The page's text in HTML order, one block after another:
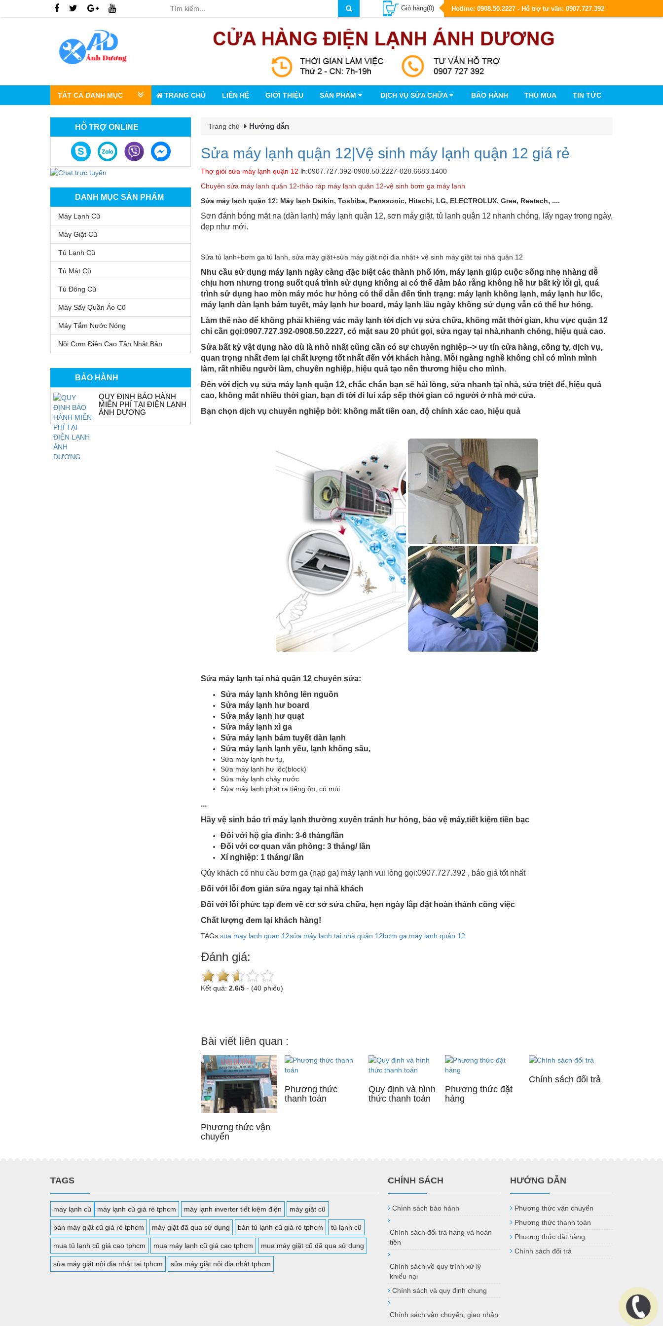
Giỏ hàng(0) Hotline: 0908.50.2227 - Hỗ trợ tư vấn: 0907.727.392
TẤT CẢ DANH MỤC TRANG CHỦ LIÊN HỆ GIỚI THIỆU SẢN PHẨM DỊCH VỤ SỬA CHỮA BẢO HÀNH THU MUA TIN TỨC
HỖ TRỢ ONLINE
DANH MỤC SẢN PHẨM
Máy Lạnh Cũ
Máy Giặt Cũ
Tủ Lạnh Cũ
Tủ Mát Cũ
Tủ Đông Cũ
Máy Sấy Quần Áo Cũ
Máy Tắm Nước Nóng
Nồi Cơm Điện Cao Tần Nhật Bản
BẢO HÀNH
QUY ĐỊNH BẢO HÀNH
MIỄN PHÍ TẠI ĐIỆN LẠNH
ÁNH DƯƠNG
Trang chủ Hướng dẫn
Sửa máy lạnh quận 12|Vệ sinh máy lạnh quận 12 giá rẻ
Thợ giỏi sửa máy lạnh quận 12 lh:0907.727.392-0908.50.2227-028.6683.1400
Chuyên sửa máy lạnh quận 12-tháo ráp máy lạnh quận 12-vệ sinh bơm ga máy lạnh
Sửa máy lạnh quận 12: Máy lạnh Daikin, Toshiba, Panasonic, Hitachi, LG, ELECTROLUX, Gree, Reetech, ....
Sơn đánh bóng mặt nạ (dàn lạnh) máy lạnh quận 12, sơn máy giặt, tủ lạnh quận 12 nhanh chóng, lấy ngay trong ngày,
đẹp như mới.
Sửa tủ lạnh+bơm ga tủ lanh, sửa máy giặt+sửa máy giặt nội địa nhật+ vệ sinh máy giặt tại nhà quận 12
Nhu cầu sử dụng máy lạnh ngày càng đặc biệt các thành phố lớn, máy lạnh giúp cuộc sống nhẹ nhàng dễ
chịu hơn nhưng trong suốt quá trình sử dụng không ai có thể đảm bảo rằng không hề hư bất kỳ lỗi gì, quá
trình sử dụng hao mòn máy móc hư hỏng có thể dẫn đến tình trạng: máy lạnh không lạnh, máy lạnh hư lốc,
máy lạnh dàn lạnh bám tuyết, máy lạnh hư board, máy lạnh lâu ngày không sử dụng vẫn có thể hư hỏng.
Làm thế nào để không phải khiêng vác máy lạnh tới dịch vụ sửa chữa, không mất thời gian, khu vực quận 12
chỉ cần gọi:0907.727.392-0908.50.2227, có mặt sau 20 phút gọi, sửa ngay tại nhà,nhanh chóng, hiệu quả cao.
Sửa bất kỳ vật dụng nào dù là nhỏ nhất cũng cần có sự chuyên nghiệp--> uy tín cửa hàng, công ty, dịch vụ,
quan trọng nhất đem lại chất lượng tốt nhất đến với khách hàng. Mỗi ngàng nghề không chỉ có mình mình
làm, rất nhiều người làm, chuyên nghiệp, hiệu quả tạo nên thương hiệu cho mình.
Đến với dịch vụ sửa máy lạnh quận 12, chắc chắn bạn sẽ hài lòng, sửa nhanh tại nhà, sửa triệt để, hiệu quả
cao, không mất nhiều thời gian, bạn đi tới đi lui xắp sếp thời gian có người ở nhà mở cửa.
Bạn chọn dịch vụ chuyên nghiệp bởi: không mất tiền oan, độ chính xác cao, hiệu quả
Sửa máy lạnh tại nhà quận 12 chuyên sửa:
Sửa máy lạnh không lên nguồn
Sửa máy lạnh hư board
Sửa máy lạnh hư quạt
Sửa máy lạnh xì ga
Sửa máy lạnh bám tuyết dàn lạnh
Sửa máy lạnh lạnh yếu, lạnh không sâu,
Sửa máy lạnh hư tụ,
Sửa máy lạnh hư lốc(block)
Sửa máy lạnh chảy nước
Sửa máy lạnh phát ra tiếng ồn, có mùi
...
Hãy vệ sinh bảo trì máy lạnh thường xuyên tránh hư hỏng, bảo vệ máy,tiết kiệm tiền bạc
Đối với hộ gia đình: 3-6 tháng/lần
Đối với cơ quan văn phòng: 3 tháng/ lần
Xí nghiệp: 1 tháng/ lần
Qúy khách có nhu cầu bơm ga (nạp ga) máy lạnh vui lòng gọi:0907.727.392 , báo giá tốt nhất
Đối với lỗi đơn giản sửa ngay tại nhà khách
Đối với lỗi phức tạp đem về cơ sở sửa chữa, hẹn ngày lắp đặt hoàn thành công việc
Chất lượng đem lại khách hàng!
TAGs sua may lanh quan 12sửa máy lạnh tại nhà quận 12bơm ga máy lạnh quận 12
Đánh giá:
Kết quả: 2.6/5 - (40 phiếu)
Bài viết liên quan :
Phương thức vận
chuyển
Phương thức
thanh toán
Quy định và hình
thức thanh toán
Phương thức đặt
hàng
Chính sách đổi trả
TAGS
máy lạnh cũ máy lạnh cũ giá rẻ tphcm máy lạnh inverter tiết kiệm điện máy giặt cũ
bán máy giặt cũ giá rẻ tphcm máy giặt đã qua sử dụng bán tủ lạnh cũ giá rẻ tphcm tủ lạnh cũ
mua tủ lạnh cũ giá cao tphcm mua máy lạnh cũ giá cao tphcm mua máy giặt cũ đã qua sử dụng
sửa máy giặt nội địa nhật tại tphcm sửa máy giặt nội địa nhật tphcm
CHÍNH SÁCH
Chính sách bảo hành
Chính sách đổi trả hàng và hoàn
tiền
Chính sách về quy trình xử lý
khiếu nại
Chính sách và quy định chung
Chính sách vận chuyển, giao nhận
HƯỚNG DẪN
Phương thức vận chuyển
Phương thức thanh toán
Phương thức đặt hàng
Chính sách đổi trả